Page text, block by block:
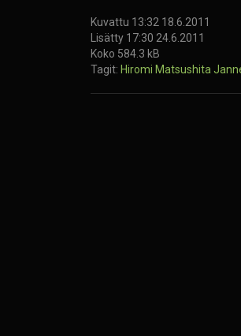
Kuvattu 13:32 18.6.2011
Lisätty 17:30 24.6.2011
Koko 584.3 kB
Tagit: Hiromi Matsushita